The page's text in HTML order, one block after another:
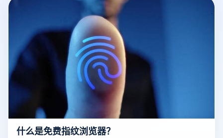
什么是免费指纹浏览器？